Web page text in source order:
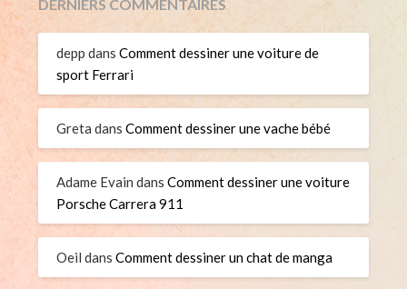
DERNIERS COMMENTAIRES
depp dansComment dessiner une voiture de
sport Ferrari
Greta dansComment dessiner une vache bébé
Adame Evain dansComment dessiner une voiture
Porsche Carrera 911
Oeil dansComment dessiner un chat de manga